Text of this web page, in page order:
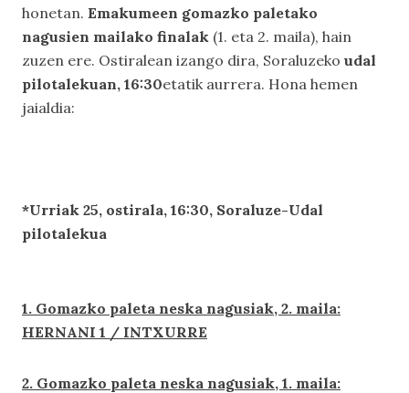
honetan. Emakumeen gomazko paletako
nagusien mailako finalak (1. eta 2. maila), hain
zuzen ere. Ostiralean izango dira, Soraluzeko udal
pilotalekuan, 16:30etatik aurrera. Hona hemen
jaialdia:
*Urriak 25, ostirala, 16:30, Soraluze-Udal
pilotalekua
1. Gomazko paleta neska nagusiak, 2. maila:
HERNANI 1 / INTXURRE
2. Gomazko paleta neska nagusiak, 1. maila: